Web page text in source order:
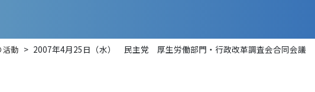
動 > 2007年4月25日（水） 民主党 厚生労働部門・行政改革調査会合同会議